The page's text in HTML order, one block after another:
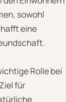
sowohl
eine
Rolle bei
für